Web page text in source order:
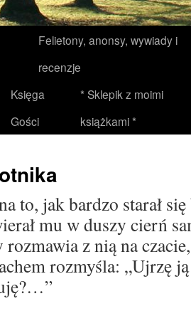
Felietony, anonsy, wywiady i
recenzje
Księga
Gości
* Sklepik z moimi
książkami *
to, jak bardzo starał
mu w duszy cierń
z nią na
rozmyśla: „Ujrzę